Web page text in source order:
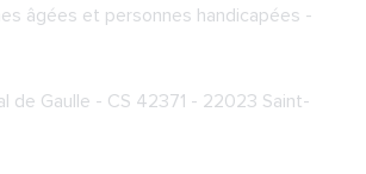
âgées et personnes handicapées -
de Gaulle - CS 42371 - 22023 Saint-